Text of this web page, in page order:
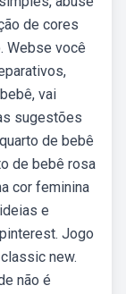
de cores
Webse você
vai
sugestões
de bebê
de bebê rosa
cor feminina
e
Jogo
new.
não é